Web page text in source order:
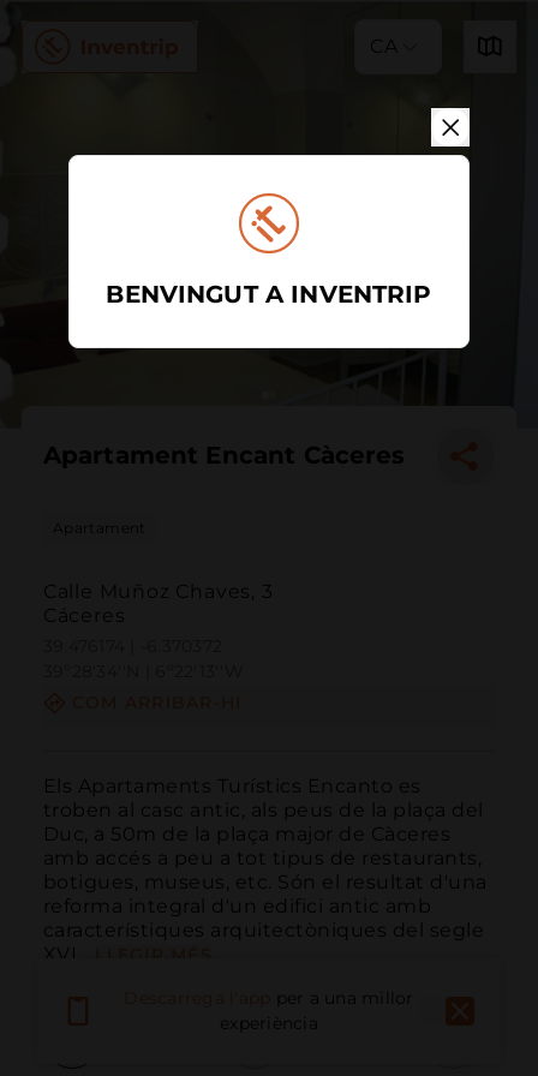
CA
Apartament Encant Càceres
Apartament
Calle Muñoz Chaves, 3
Cáceres
Els Apartaments Turístics Encanto es
troben al casc antic, als peus de la plaça del
Duc, a 50m de la plaça major de Càceres
amb accés a peu a tot tipus de restaurants,
botigues, museus, etc. Són el resultat d'una
reforma integral d'un edifici antic amb
característiques arquitectòniques del segle
XVI...
per a una millor
experiència
BENVINGUT A INVENTRIP